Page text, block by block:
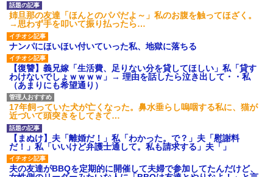
夫の友達がBBQを定期的に開催して夫婦で参加してたんだけど、
女性側のリーダーみたいな人に「BBQは友達とやりなよ！」と言
われて…
嫁が弁護士を連れてきて「悪いと思うなら慰謝料を払って離婚し
ろ」→ 俺「完全に恐喝になってますね」「お前、これが詐欺だっ
て知ってる？」
全く親しくないママ友Aから突然「飲み会しよう」と誘われたがお
断りした。後日Aの企みを知ってゾッとするやら腹立つやら！
体中に赤い蕁麻疹みたいなのができて、皮膚科にいったら「ジベ
ル薔薇色ひこう疹」という症状だと言われた
姉旦那の友達「ほんとのパパだよ～」私のお腹を触ってほざく。
→思わず手を叩いて振り払ったら…
ナンパにほいほい付いていった私、地獄に落ちる
【復讐】義兄嫁「生活費、足りない分を貸してほしい」私「貸す
わけないでしょｗｗｗｗ」→ 理由を話したら泣き出して・・私
（あまりにも希望通り）
17年飼っていた犬が亡くなった。鼻水垂らし嗚咽する私に、猫が
近づいて頭突きをしてきて…
【まぬけ】夫「離婚だ！」私「わかった。で？」夫「慰謝料
だ！」私「いいけど弁護士通して。私も請求する」夫「」
夫の友達がBBQを定期的に開催して夫婦で参加してたんだけど、